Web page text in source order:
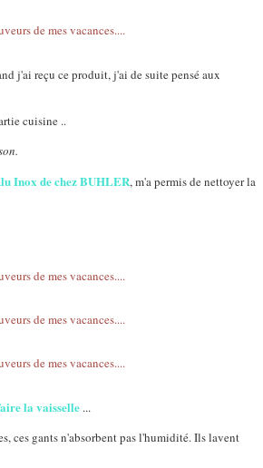
j'ai reçu ce produit, j'ai de suite pensé aux
cuisine ..
Inox de chez BUHLER, m'a permis de nettoyer la
la vaisselle ...
ces gants n'absorbent pas l'humidité. Ils lavent